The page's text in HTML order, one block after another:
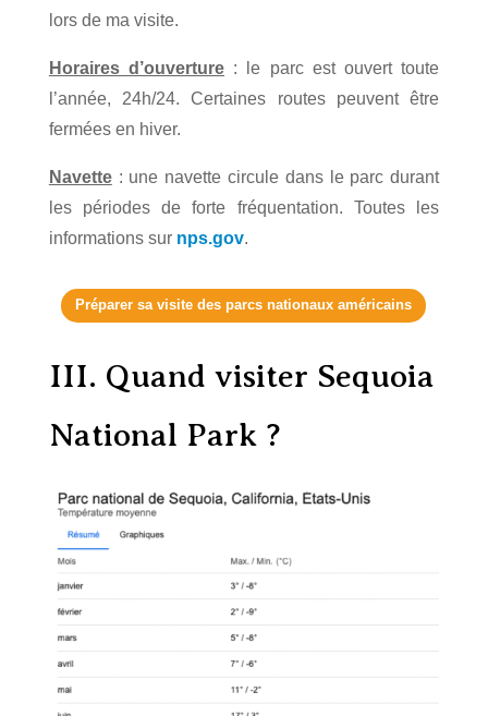
lors de ma visite.
Horaires d’ouverture : le parc est ouvert toute
l’année, 24h/24. Certaines routes peuvent être
fermées en hiver.
Navette: une navette circule dans le parc durant
les périodes de forte fréquentation. Toutes les
informations sur nps.gov.
Préparer sa visite des parcs nationaux américains
III. Quand visiter Sequoia
National Park ?